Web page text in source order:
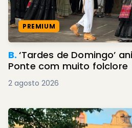
PREMIUM
B.‘Tardes de Domingo’
Ponte com muito folclore
2 agosto 2026